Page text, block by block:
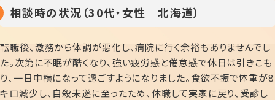
相談時の状況（30代・女性 北海道）
転職後、激務から体調が悪化し、病院に行く余裕もありませんでし
た。次第に不眠が酷くなり、強い疲労感と倦怠感で休日は引きこも
り、一日中横になって過ごすようになりました。食欲不振で体重が8
キロ減少し、自殺未遂に至ったため、休職して実家に戻り、受診し